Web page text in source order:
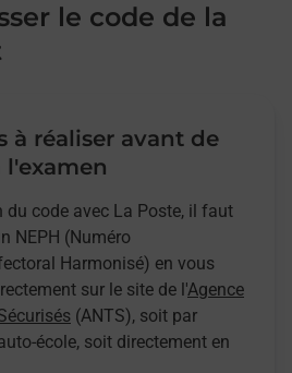
le code de la
à réaliser avant de
du code avec La Poste, il faut
NEPH (Numéro
Harmonisé) en vous
sur le site de l'Agence
(ANTS), soit par
école, soit directement en